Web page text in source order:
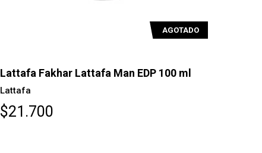
AGOTADO
Lattafa Fakhar Lattafa Man EDP 100 ml
Lattafa
$21.700